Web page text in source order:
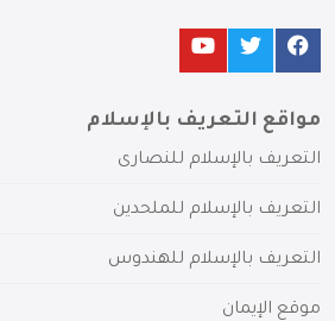
مواقع التعريف بالإسلام
التعريف بالإسلام للنصارى
التعريف بالإسلام للملحدين
التعريف بالإسلام للهندوس
موقع الإيمان